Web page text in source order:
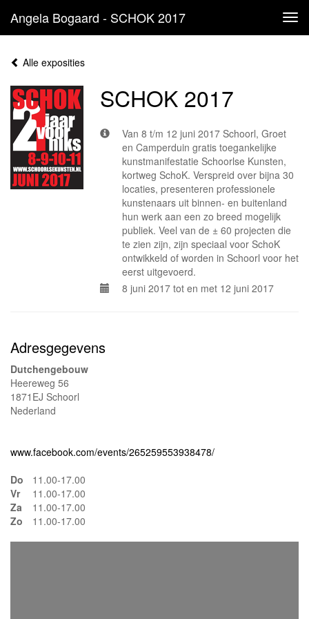
Angela Bogaard - SCHOK 2017
Alle exposities
SCHOK 2017
Van 8 t/m 12 juni 2017 Schoorl, Groet
en Camperduin gratis toegankelijke
kunstmanifestatie Schoorlse Kunsten,
kortweg SchoK. Verspreid over bijna 30
locaties, presenteren professionele
kunstenaars uit binnen- en buitenland
hun werk aan een zo breed mogelijk
publiek. Veel van de ± 60 projecten die
te zien zijn, zijn speciaal voor SchoK
ontwikkeld of worden in Schoorl voor het
eerst uitgevoerd.
8 juni 2017 tot en met 12 juni 2017
Adresgegevens
Dutchengebouw
Heereweg 56
1871EJ Schoorl
Nederland
www.facebook.com/events/265259553938478/
Do
11.00-17.00
Vr
11.00-17.00
Za
11.00-17.00
Zo
11.00-17.00